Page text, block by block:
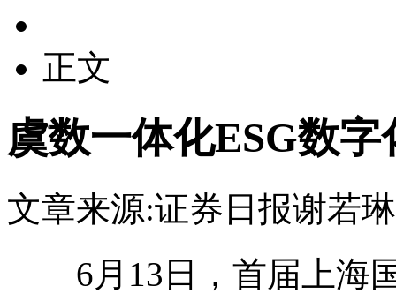
正文
虞数一体化ESG数字
文章来源:证券日报谢若琳
6月13日，首届上海